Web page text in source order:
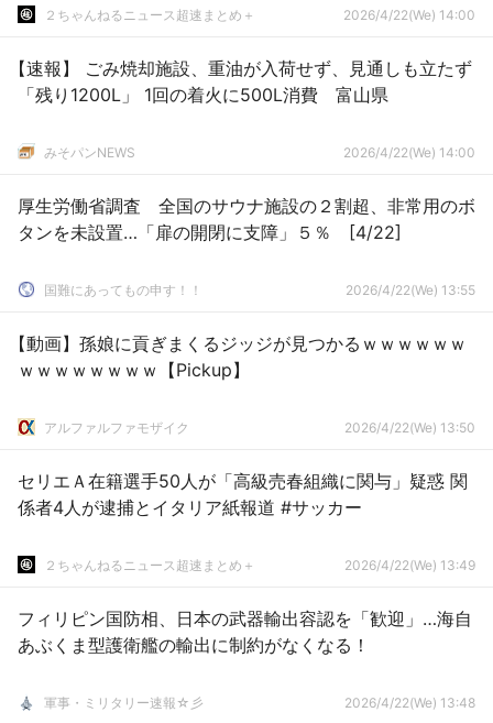
２ちゃんねるニュース超速まとめ＋ 2026/4/22(We) 14:00
【速報】 ごみ焼却施設、重油が入荷せず、見通しも立たず
「残り1200L」 1回の着火に500L消費 富山県
みそパンNEWS 2026/4/22(We) 14:00
厚生労働省調査 全国のサウナ施設の２割超、非常用のボ
タンを未設置…「扉の開閉に支障」５％ [4/22]
国難にあってもの申す！！ 2026/4/22(We) 13:55
【動画】孫娘に貢ぎまくるジッジが見つかるｗｗｗｗｗｗ
ｗｗｗｗｗｗｗｗ【Pickup】
アルファルファモザイク 2026/4/22(We) 13:50
セリエＡ在籍選手50人が「高級売春組織に関与」疑惑 関
係者4人が逮捕とイタリア紙報道 #サッカー
２ちゃんねるニュース超速まとめ＋ 2026/4/22(We) 13:49
フィリピン国防相、日本の武器輸出容認を「歓迎」…海自
あぶくま型護衛艦の輸出に制約がなくなる！
軍事・ミリタリー速報☆彡 2026/4/22(We) 13:48